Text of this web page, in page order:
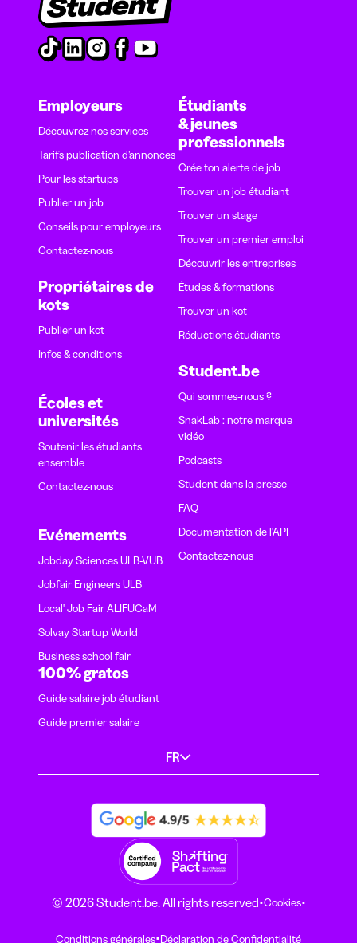
Employeurs
Découvrez nos services
Tarifs publication d’annonces
Pour les startups
Publier un job
Conseils pour employeurs
Contactez-nous
Propriétaires de
kots
Publier un kot
Infos & conditions
Écoles et
universités
Soutenir les étudiants
ensemble
Contactez-nous
Evénements
Jobday Sciences ULB-VUB
Jobfair Engineers ULB
Local' Job Fair ALIFUCaM
Solvay Startup World
Business school fair
Étudiants
& jeunes
professionnels
Crée ton alerte de job
Trouver un job étudiant
Trouver un stage
Trouver un premier emploi
Découvrir les entreprises
Études & formations
Trouver un kot
Réductions étudiants
Student.be
Qui sommes-nous ?
SnakLab : notre marque
vidéo
Podcasts
Student dans la presse
FAQ
Documentation de l'API
Contactez-nous
100% gratos
Guide salaire job étudiant
Guide premier salaire
FR
© 2026 Student.be. All rights reserved·Cookies·
Conditions générales Déclaration de Confidentialité